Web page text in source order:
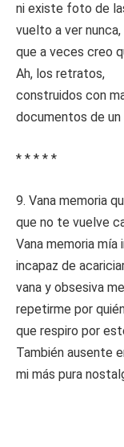
ni existe foto de
vuelto a ver nunca,
que a veces creo
Ah, los retratos,
construidos con
documentos de
* * * * *
9. Vana memoria
que no te vuelve
Vana memoria mía
incapaz de
vana y obsesiva
repetirme por
que respiro por
También ausente
mi más pura